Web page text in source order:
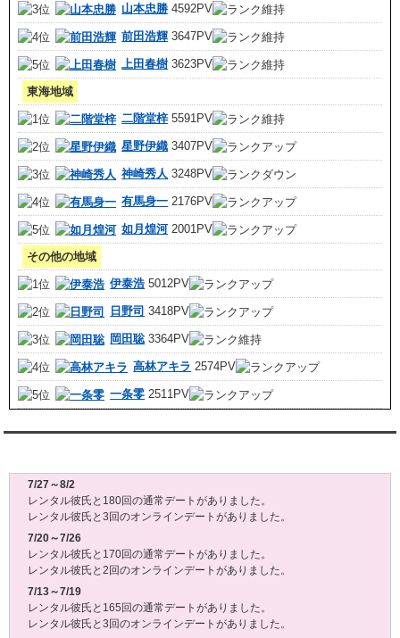
山本忠勝 4592PV
前田浩輝 3647PV
上田春樹 3623PV
東海地域
二階堂梓 5591PV
星野伊織 3407PV
神崎秀人 3248PV
有馬身一 2176PV
如月煌河2001PV
その他の地域
伊泰浩 5012PV
日野司 3418PV
岡田聡3364PV
高林アキラ 2574PV
一条零 2511PV
7/27～8/2
レンタル彼氏と180回の通常デートがありました。
レンタル彼氏と3回のオンラインデートがありました。
7/20～7/26
レンタル彼氏と170回の通常デートがありました。
レンタル彼氏と2回のオンラインデートがありました。
7/13～7/19
レンタル彼氏と165回の通常デートがありました。
レンタル彼氏と3回のオンラインデートがありました。